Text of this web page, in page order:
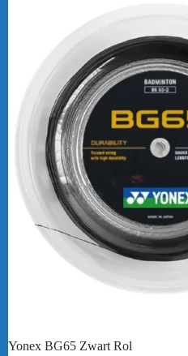
Yonex BG65 Zwart Rol